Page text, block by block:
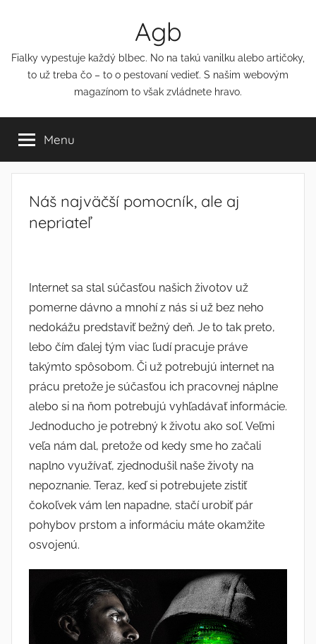
Agb
Fialky vypestuje každý blbec. No na takú vanilku alebo artičoky,
to už treba čo – to o pestovaní vedieť. S našim webovým
magazínom to však zvládnete hravo.
Menu
Náš najväčší pomocník, ale aj
nepriateľ
Internet sa stal súčasťou našich životov už
pomerne dávno a mnohí z nás si už bez neho
nedokážu predstaviť bežný deň. Je to tak preto,
lebo čím ďalej tým viac ľudí pracuje práve
takýmto spôsobom. Či už potrebujú internet na
prácu pretože je súčasťou ich pracovnej náplne
alebo si na ňom potrebujú vyhľadávať informácie.
Jednoducho je potrebný k životu ako soľ. Veľmi
veľa nám dal, pretože od kedy sme ho začali
naplno využívať, zjednodušil naše životy na
nepoznanie. Teraz, keď si potrebujete zistiť
čokoľvek vám len napadne, stačí urobiť pár
pohybov prstom a informáciu máte okamžite
osvojenú.